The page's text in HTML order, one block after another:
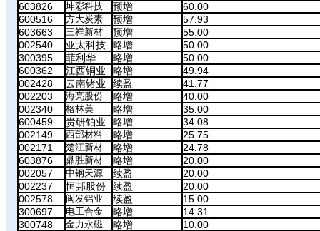
603826
坤彩科技 预增
60.00
600516
方大炭素 预增
57.93
603663
三祥新材 预增
55.00
002540
亚太科技 略增
50.00
300395
菲利华 略增
50.00
600362
江西铜业 略增
49.94
002428
云南锗业 续盈
41.77
002203
海亮股份 略增
40.00
002340
格林美 略增
35.00
600459
贵研铂业 略增
34.08
002149
西部材料 略增
25.75
002171
楚江新材 略增
24.78
603876
鼎胜新材 略增
20.00
002057
中钢天源 续盈
20.00
002237
恒邦股份 续盈
20.00
002578
闽发铝业 续盈
15.00
300697
电工合金 略增
14.31
300748
金力永磁 略增 10.00